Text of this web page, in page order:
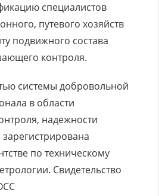
специалистов
путевого хозяйств
подвижного состава
контроля.
системы добровольной
в области
надежности
по техническому
Свидетельство